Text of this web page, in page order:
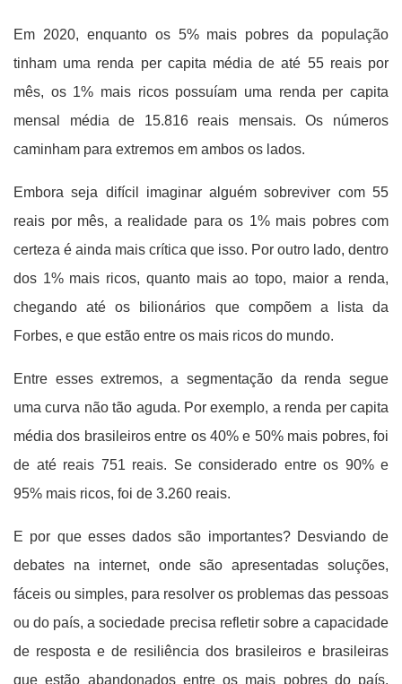
Em 2020, enquanto os 5% mais pobres da população
tinham uma renda per capita média de até 55 reais por
mês, os 1% mais ricos possuíam uma renda per capita
mensal média de 15.816 reais mensais. Os números
caminham para extremos em ambos os lados.
Embora seja difícil imaginar alguém sobreviver com 55
reais por mês, a realidade para os 1% mais pobres com
certeza é ainda mais crítica que isso. Por outro lado, dentro
dos 1% mais ricos, quanto mais ao topo, maior a renda,
chegando até os bilionários que compõem a lista da
Forbes, e que estão entre os mais ricos do mundo.
Entre esses extremos, a segmentação da renda segue
uma curva não tão aguda. Por exemplo, a renda per capita
média dos brasileiros entre os 40% e 50% mais pobres, foi
de até reais 751 reais. Se considerado entre os 90% e
95% mais ricos, foi de 3.260 reais.
E por que esses dados são importantes? Desviando de
debates na internet, onde são apresentadas soluções,
fáceis ou simples, para resolver os problemas das pessoas
ou do país, a sociedade precisa refletir sobre a capacidade
de resposta e de resiliência dos brasileiros e brasileiras
que estão abandonados entre os mais pobres do país.